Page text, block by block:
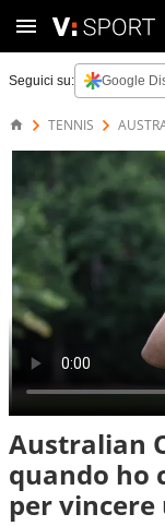
Seguici su: Google
TENNIS
Australian
quando ho
per vincere